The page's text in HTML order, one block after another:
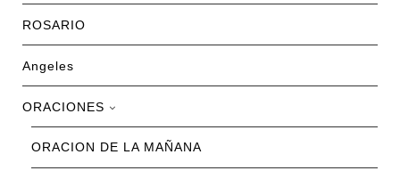
ROSARIO
Angeles
ORACIONES
ORACION DE LA MAÑANA